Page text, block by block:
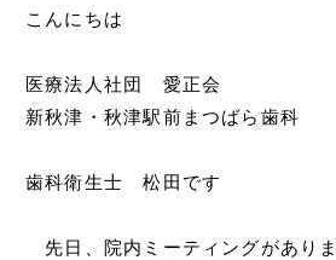
こんにちは
医療法人社団 愛正会
新秋津・秋津駅前まつばら歯科
歯科衛生士 松田です
先日、院内ミーティングがありま